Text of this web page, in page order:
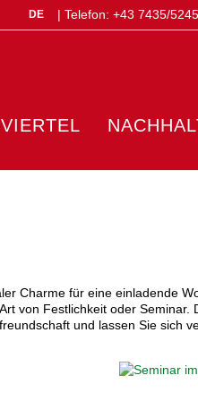
DE | Telefon: +43 7435/
Charme für eine einladende
von Festlichkeit oder Seminar.
und lassen Sie sich